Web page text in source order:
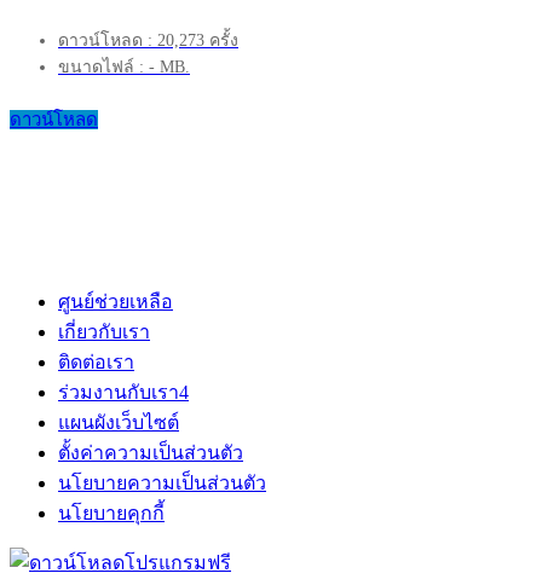
ดาวน์โหลด : 20,273 ครั้ง
ขนาดไฟล์ : - MB.
ดาวน์โหลด
ศูนย์ช่วยเหลือ
เกี่ยวกับเรา
ติดต่อเรา
ร่วมงานกับเรา4
แผนผังเว็บไซต์
ตั้งค่าความเป็นส่วนตัว
นโยบายความเป็นส่วนตัว
นโยบายคุกกี้